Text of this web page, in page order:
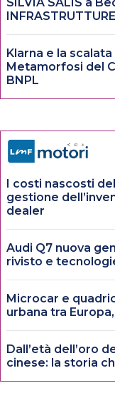
SILVIA SALIS a
Klarna e la
Metamorfosi del
BNPL
I costi nascosti
gestione
dealer
Audi Q7 nuova
rivisto e
Microcar e
urbana tra
Dall’età dell’oro
cinese: la storia